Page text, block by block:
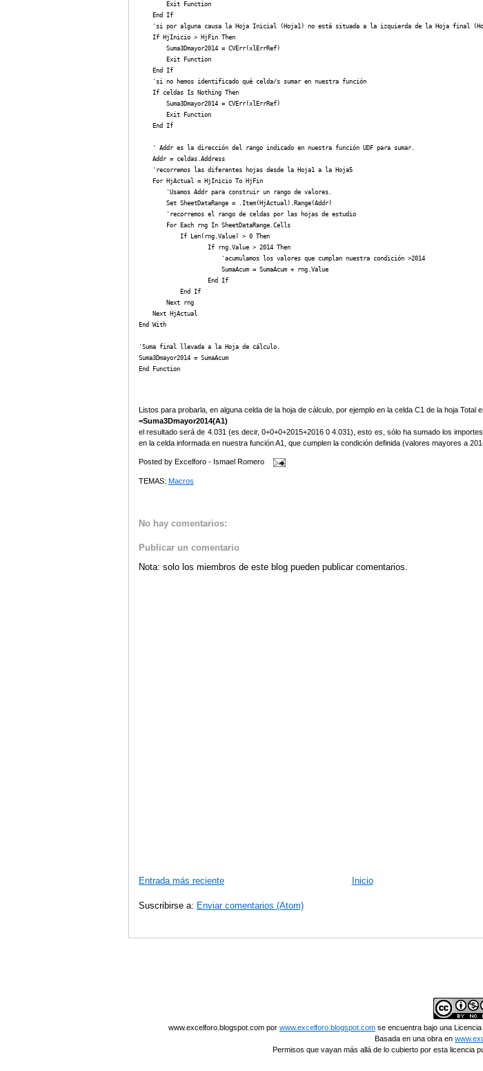
        Exit Function
    End If
'si por alguna causa la Hoja Inicial (Hoja1) no está situada a la izquierda de la Hoja final
    If HjInicio > HjFin Then
        Suma3Dmayor2014 = CVErr(xlErrRef)
        Exit Function
    End If
    'si no hemos identificado qué celda/s sumar en nuestra función
    If celdas Is Nothing Then
        Suma3Dmayor2014 = CVErr(xlErrRef)
        Exit Function
    End If
    ' Addr es la dirección del rango indicado en nuestra función UDF para sumar.
    Addr = celdas.Address
    'recorremos las diferentes hojas desde la Hoja1 a la Hoja5
    For HjActual = HjInicio To HjFin
        'Usamos Addr para construir un rango de valores.
        Set SheetDataRange = .Item(HjActual).Range(Addr)
        'recorremos el rango de celdas por las hojas de estudio
        For Each rng In SheetDataRange.Cells
            If Len(rng.Value) > 0 Then
                    If rng.Value > 2014 Then
                        'acumulamos los valores que cumplan nuestra condición >2014
                        SumaAcum = SumaAcum + rng.Value
                    End If
            End If
        Next rng
    Next HjActual
End With
'Suma final llevada a la Hoja de cálculo.
Suma3Dmayor2014 = SumaAcum
End Function
Listos para probarla, en alguna celda de la hoja de cálculo, por ejemplo en la celda C1 de la hoja Total
=Suma3Dmayor2014(A1)
el resultado será de 4.031 (es decir, 0+0+0+2015+2016 0 4.031), esto es, sólo ha sumado los
en la celda informada en nuestra función A1, que cumplen la condición definida (valores mayores a
Posted by Excelforo - Ismael Romero
TEMAS: Macros
No hay comentarios:
Publicar un comentario
Nota: solo los miembros de este blog pueden publicar comentarios.
Entrada más reciente Inicio
Suscribirse a: Enviar comentarios (Atom)
www.excelforo.blogspot.com por www.excelforo.blogspot.com se encuentra bajo una Licencia
Basada en una obra en
Permisos que vayan más allá de lo cubierto por esta licencia